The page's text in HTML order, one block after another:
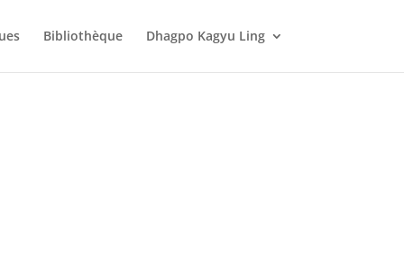
Bibliothèque Dhagpo Kagyu Ling